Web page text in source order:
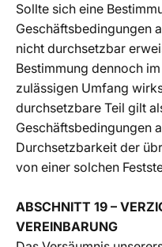
Sollte sich eine
Geschäftsbedingungen
nicht durchsetzbar
Bestimmung dennoch
zulässigen Umfang
durchsetzbare Teil gilt
Geschäftsbedingungen
Durchsetzbarkeit der
von einer solchen
ABSCHNITT 19 –
VEREINBARUNG